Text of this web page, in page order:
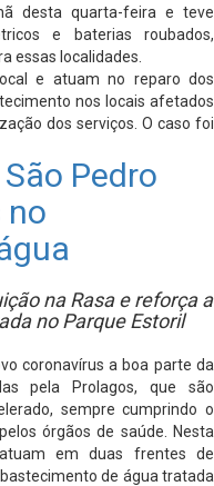
desta quarta-feira e teve
e baterias roubados,
essas localidades.
e atuam no reparo dos
nos locais afetados
dos serviços. O caso foi
Pedro
no
na Rasa e reforça a
no Parque Estoril
coronavírus a boa parte da
pela Prolagos, que são
sempre cumprindo o
órgãos de saúde. Nesta
em duas frentes de
de água tratada